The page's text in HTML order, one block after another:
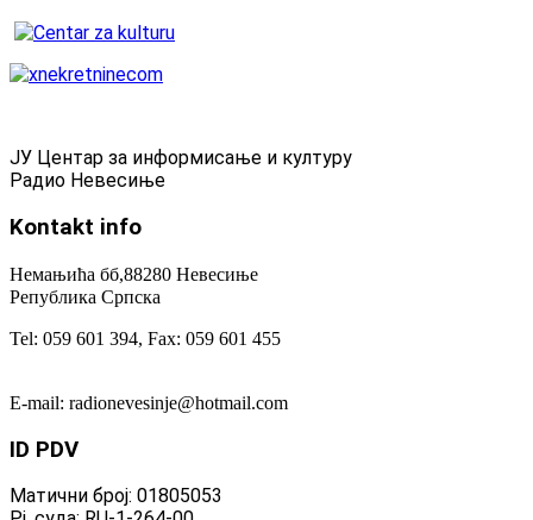
ЈУ Центар за информисање и културу
Радио Невесиње
Kontakt info
Немањића бб,88280 Невесиње
Република Српска
Tel: 059 601 394, Fax: 059 601 455
E-mail: radionevesinje@hotmail.com
ID PDV
Матични број: 01805053